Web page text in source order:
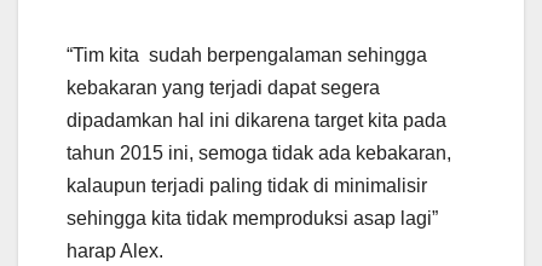
“Tim kita sudah berpengalaman sehingga
kebakaran yang terjadi dapat segera
dipadamkan hal ini dikarena target kita pada
tahun 2015 ini, semoga tidak ada kebakaran,
kalaupun terjadi paling tidak di minimalisir
sehingga kita tidak memproduksi asap lagi”
harap Alex.